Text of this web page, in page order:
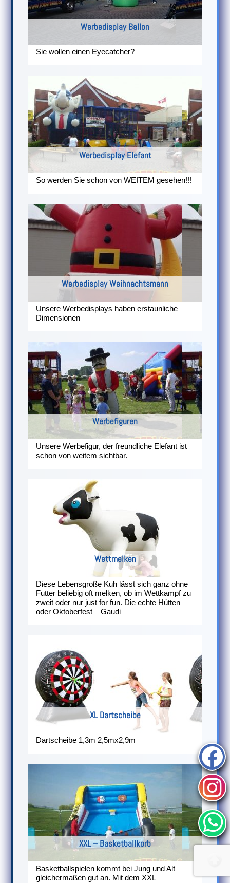
Werbedisplay Ballon
Sie wollen einen Eyecatcher?
Werbedisplay Elefant
So werden Sie schon von WEITEM gesehen!!!
Werbedisplay Weihnachtsmann
Unsere Werbedisplays haben erstaunliche
Dimensionen
Werbefiguren
Unsere Werbefigur, der freundliche Elefant ist
schon von weitem sichtbar.
Wettmelken
Diese Lebensgroße Kuh lässt sich ganz ohne
Futter beliebig oft melken, ob im Wettkampf zu
zweit oder nur just for fun. Die echte Hütten
oder Oktoberfest – Gaudi
XL Dartscheibe
Dartscheibe 1,3m 2,5mx2,9m
XXL – Basketballkorb
Basketballspielen kommt bei Jung und Alt
gleichermaßen gut an. Mit dem XXL